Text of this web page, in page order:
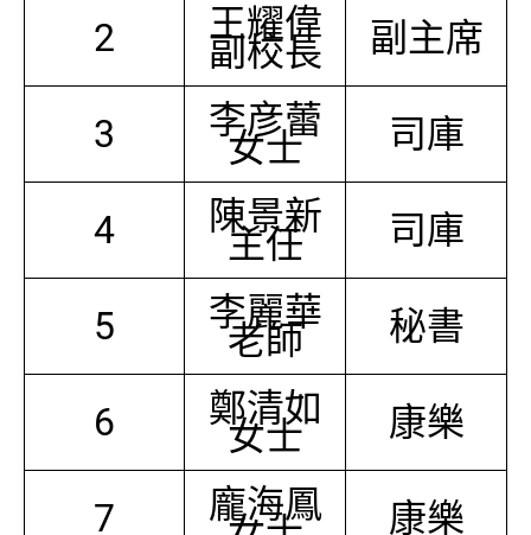
2 王耀偉
副校長 副主席
3 李彦蕾
女士 司庫
4 陳景新
主任 司庫
5 李麗華
老師 秘書
6 鄭清如
女士 康樂
7 龐海鳳 康樂